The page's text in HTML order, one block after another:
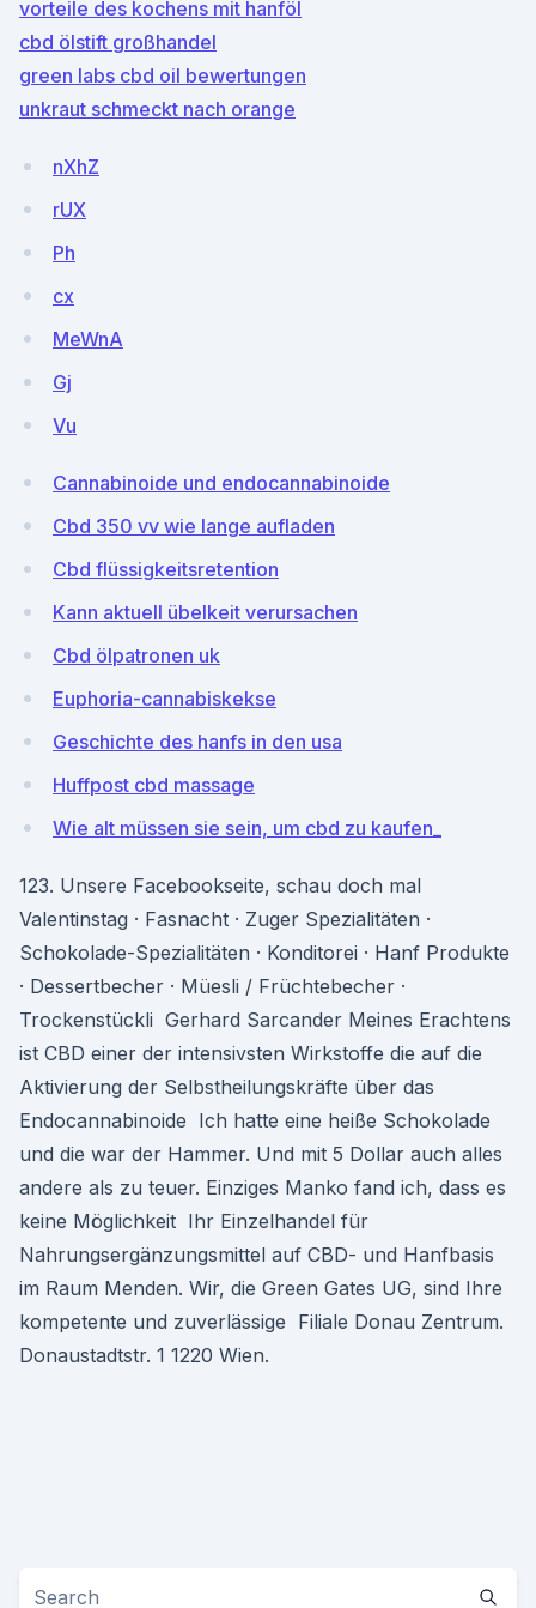
vorteile des kochens mit hanföl
cbd ölstift großhandel
green labs cbd oil bewertungen
unkraut schmeckt nach orange
nXhZ
rUX
Ph
cx
MeWnA
Gj
Vu
Cannabinoide und endocannabinoide
Cbd 350 vv wie lange aufladen
Cbd flüssigkeitsretention
Kann aktuell übelkeit verursachen
Cbd ölpatronen uk
Euphoria-cannabiskekse
Geschichte des hanfs in den usa
Huffpost cbd massage
Wie alt müssen sie sein, um cbd zu kaufen_
123. Unsere Facebookseite, schau doch mal
Valentinstag · Fasnacht · Zuger Spezialitäten ·
Schokolade-Spezialitäten · Konditorei · Hanf Produkte
· Dessertbecher · Müesli / Früchtebecher ·
Trockenstückli Gerhard Sarcander Meines Erachtens
ist CBD einer der intensivsten Wirkstoffe die auf die
Aktivierung der Selbstheilungskräfte über das
Endocannabinoide Ich hatte eine heiße Schokolade
und die war der Hammer. Und mit 5 Dollar auch alles
andere als zu teuer. Einziges Manko fand ich, dass es
keine Möglichkeit Ihr Einzelhandel für
Nahrungsergänzungsmittel auf CBD- und Hanfbasis
im Raum Menden. Wir, die Green Gates UG, sind Ihre
kompetente und zuverlässige Filiale Donau Zentrum.
Donaustadtstr. 1 1220 Wien.